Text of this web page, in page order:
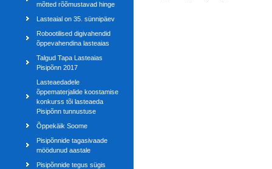
mõtted rõõmustavad hinge
Lasteaial on 35. sünnipäev
Robootilised digivahendid
õppevahendina lasteaias
Talgud Tapa Lasteaias
Pisipõnn 2017
Lasteaedadele
õppematerjalide koostamise
konkurss tõi lasteaeda
Pisipõnn tunnustuse
Õppekäik Soome
Pisipõnnide tagasivaade
möödunud aastale
Pisipõnnide tegus sügis